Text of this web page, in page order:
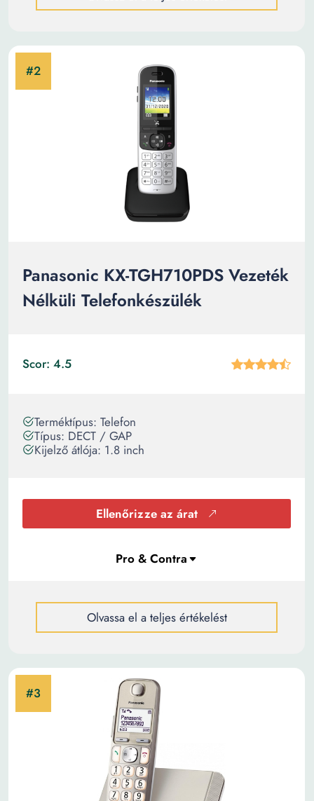
Panasonic KX-TGH710PDS Vezeték
Nélküli Telefonkészülék
Scor: 4.5
Terméktípus: Telefon
Típus: DECT / GAP
Kijelző átlója: 1.8 inch
Ellenőrizze az árat
Olvassa el a teljes értékelést